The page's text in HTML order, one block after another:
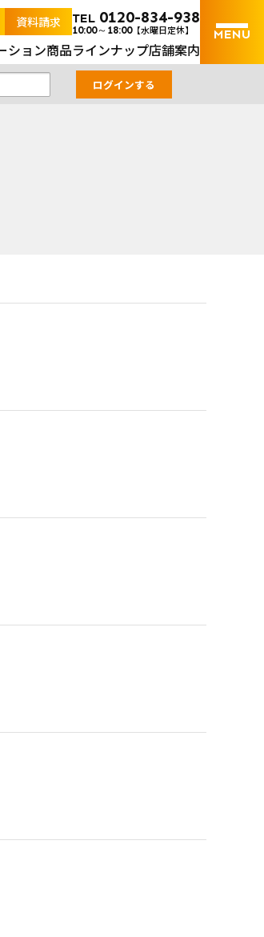
建の不動産検索サイト
資料請求 TEL 0120-834-938
10:00～18:00【水曜日定休】
ション商品ラインナップ店舗案内